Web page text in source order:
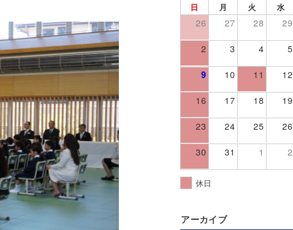
日 月 火 水
26 27 28 29
2 3 4 5
9 10 11 12
16 17 18 19
23 24 25 26
30 31 1 2
休日
アーカイブ